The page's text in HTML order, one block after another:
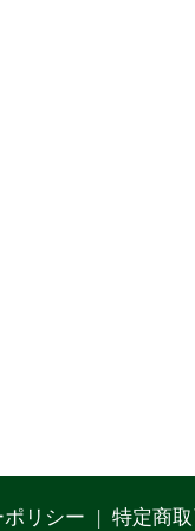
リシー 特定商